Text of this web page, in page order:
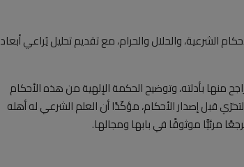
والحلال والحرام، مع تقديم تحليل يُراعي أبعاد
منها بأدلته، وتوضيح الحكمة الإلهية من هذه الأحكام
قبل إصدار الأحكام، مؤكّدًا أن العلم الشرعي له أهله
مرئيًّا موثوقًا في بابها ومجالها.